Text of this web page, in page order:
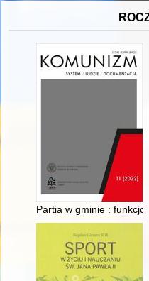
Partia w gminie :